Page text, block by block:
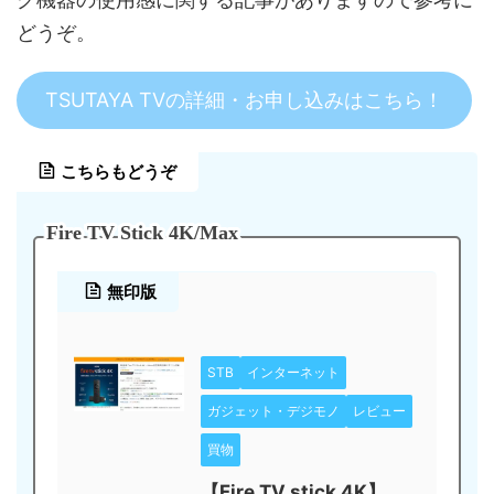
どうぞ。
TSUTAYA TVの詳細・お申し込みはこちら！
こちらもどうぞ
Fire TV Stick 4K/Max
無印版
STB インターネット
ガジェット・デジモノ レビュー
買物